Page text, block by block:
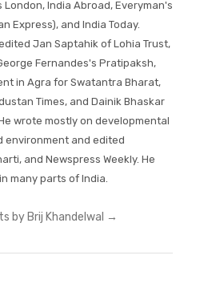
London, India Abroad, Everyman's
Express), and India Today.
Jan Saptahik of Lohia Trust,
Fernandes's Pratipaksh,
in Agra for Swatantra Bharat,
Times, and Dainik Bhaskar
wrote mostly on developmental
environment and edited
and Newspress Weekly. He
many parts of India.
by Brij Khandelwal →